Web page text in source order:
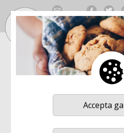
Select Language ▼
Accepta